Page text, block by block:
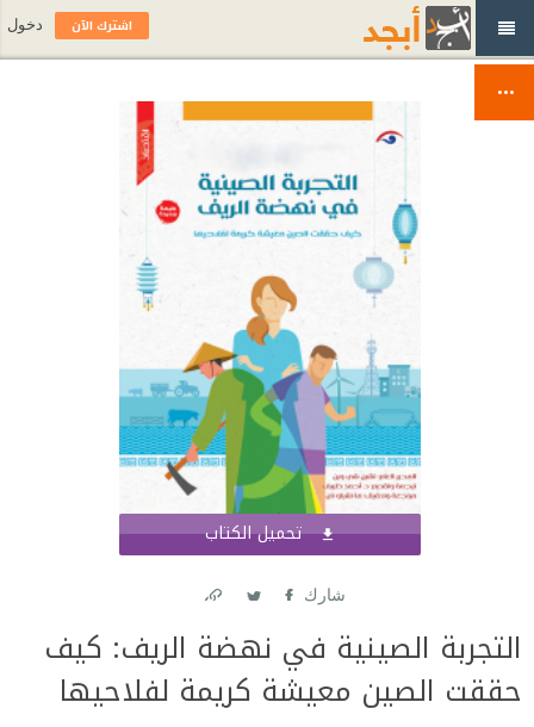
تحميل الكتاب
شارك
التجربة الصينية في نهضة الريف: كيف
حققت الصين معيشة كريمة لفلاحيها
اشترك الآن دخول